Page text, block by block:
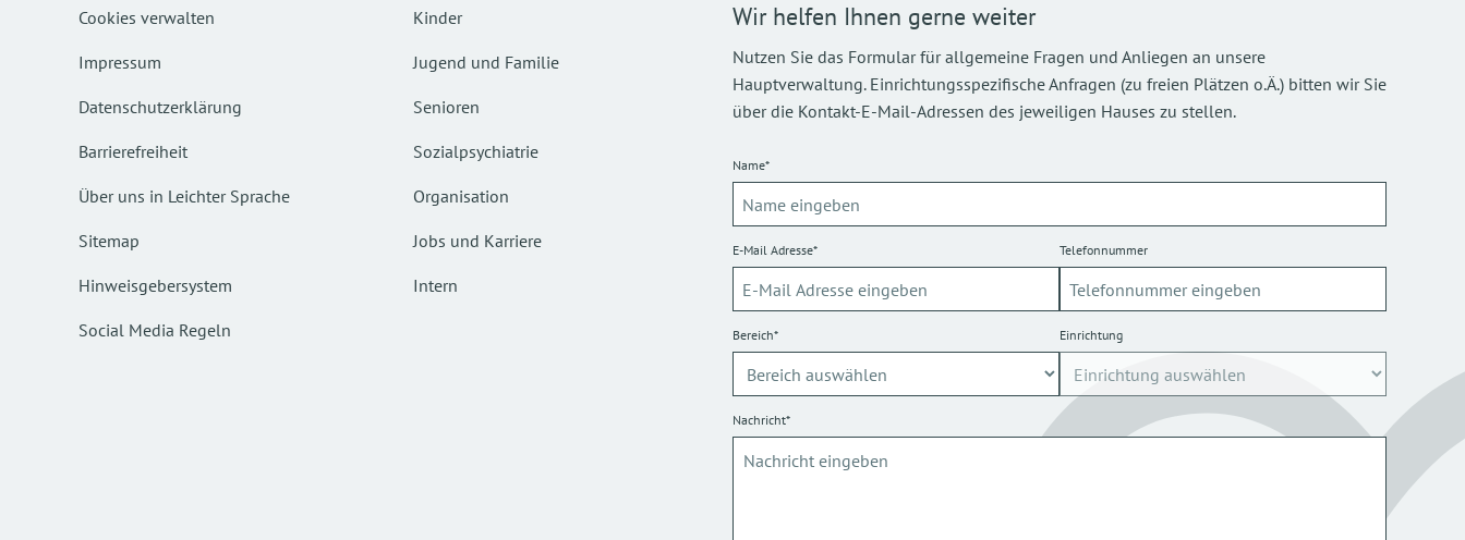
Cookies verwalten
Impressum
Datenschutzerklärung
Barrierefreiheit
Über uns in Leichter Sprache
Sitemap
Hinweisgebersystem
Social Media Regeln
Kinder
Jugend und Familie
Senioren
Sozialpsychiatrie
Organisation
Jobs und Karriere
Intern
Wir helfen Ihnen gerne weiter
Nutzen Sie das Formular für allgemeine Fragen und Anliegen an unsere
Hauptverwaltung. Einrichtungsspezifische Anfragen (zu freien Plätzen o.Ä.) bitten wir Sie
über die Kontakt-E-Mail-Adressen des jeweiligen Hauses zu stellen.
Name*
E-Mail Adresse* Telefonnummer
Bereich* Einrichtung
Nachricht*